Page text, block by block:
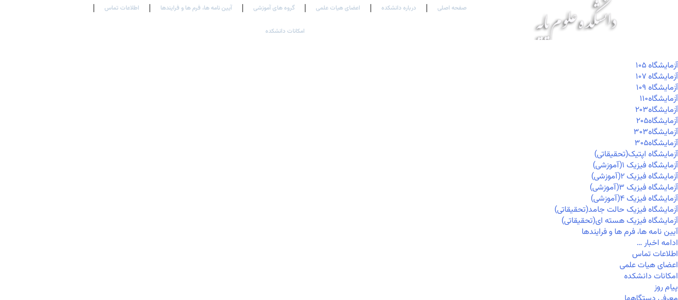
صفحه اصلی درباره دانشکده اعضای هیات علمی گروه های آموزشی آیین نامه ها، فرم ها و فرایندها اطلاعات تماس
امکانات دانشکده
آزمايشگاه ۱۰۵
آزمايشگاه ۱۰۷
آزمايشگاه ۱۰۹
آزمايشگاه۱۱۰
آزمايشگاه۲۰۳
آزمايشگاه۲۰۵
آزمايشگاه۳۰۳
آزمايشگاه۳۰۵
آزمایشگاه اپتیک(تحقیقاتی)
آزمایشگاه فیزیک ۱(آموزشی)
آزمایشگاه فیزیک ۲(آموزشی)
آزمایشگاه فیزیک ۳(آموزشی)
آزمایشگاه فیزیک ۴(آموزشی)
آزمایشگاه فیزیک حالت جامد(تحقیقاتی)
آزمایشگاه فیزیک هسته ای(تحقیقاتی)
آیین نامه ها، فرم ها و فرایندها
ادامه اخبار …
اطلاعات تماس
اعضای هیات علمی
امکانات دانشکده
پیام روز